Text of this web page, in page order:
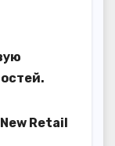
New Retail